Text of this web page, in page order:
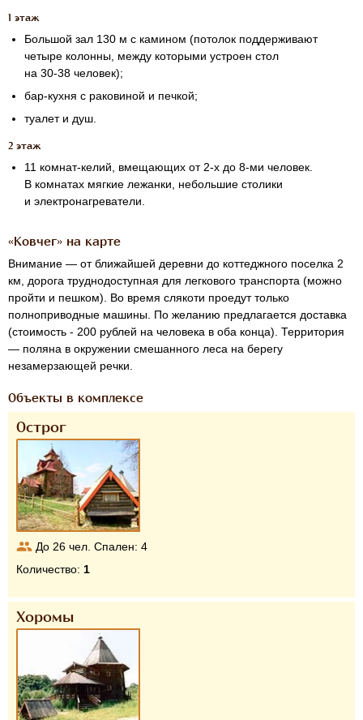
1 этаж
Большой зал 130 м с камином (потолок поддерживают
четыре колонны, между которыми устроен стол
на 30-38 человек);
бар-кухня с раковиной и печкой;
туалет и душ.
2 этаж
11 комнат-келий, вмещающих от2-х до 8-ми человек.
В комнатах мягкие лежанки, небольшие столики
и электронагреватели.
«Ковчег» на карте
Внимание — от ближайшей деревни до коттеджного поселка 2
км, дорога труднодоступная для легкового транспорта (можно
пройти и пешком). Во время слякоти проедут только
полноприводные машины. По желанию предлагается доставка
(стоимость - 200 рублей на человека в оба конца). Территория
— поляна в окружении смешанного леса на берегу
незамерзающей речки.
Объекты в комплексе
Острог
До 26 чел. Спален: 4
Количество: 1
Хоромы